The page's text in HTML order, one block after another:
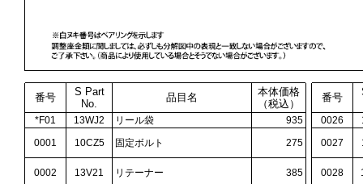
番号
S Part
No.
品目名
本体価格
（税込）
番号
*F01 13WJ2 リール袋 935 0026
0001
10CZ5 固定ボルト 275 0027
0002 13V21 リテーナー 385 0028